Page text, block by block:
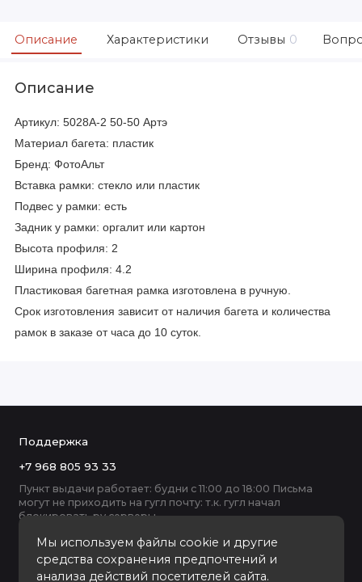
Описание Характеристики Отзывы 0
Описание
Артикул: 5028A-2 50-50 Артэ
Материал багета: пластик
Бренд: ФотоАльт
Вставка рамки: стекло или пластик
Подвес у рамки: есть
Задник у рамки: оргалит или картон
Высота профиля: 2
Ширина профиля: 4.2
Пластиковая багетная рамка изготовлена в ручную.
Срок изготовления зависит от наличия багета и количества
рамок в заказе от часа до 10 суток.
Мы используем файлы cookie и другие
средства сохранения предпочтений и
анализа действий посетителей сайта.
Поддержка
+7 968 805 93 33
Пункт выдачи работает: будни с 11:00 до 18:00 Письма
могут не приходить на гугл почту: т.к. гугл начал
блокировать ру серверы